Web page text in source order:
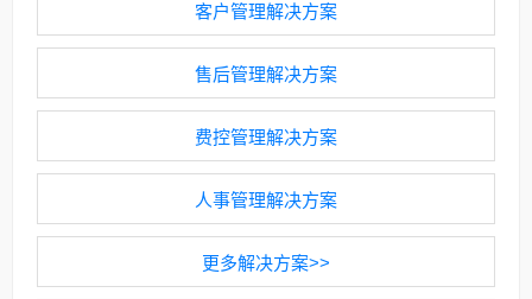
客户管理解决方案
售后管理解决方案
费控管理解决方案
人事管理解决方案
更多解决方案>>